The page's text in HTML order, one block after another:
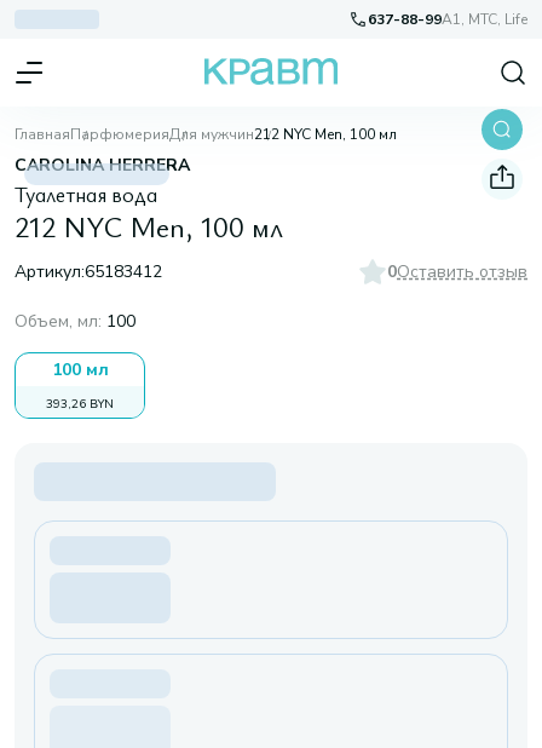
637-88-99A1, МТС, Life
ГлавнаяПарфюмерияДля мужчин212 NYC Men, 100 мл
CAROLINA HERRERA
Туалетная вода
212 NYC Men, 100 мл
Артикул:65183412 0Оставить отзыв
Объем, мл: 100
100 мл
393,26 BYN